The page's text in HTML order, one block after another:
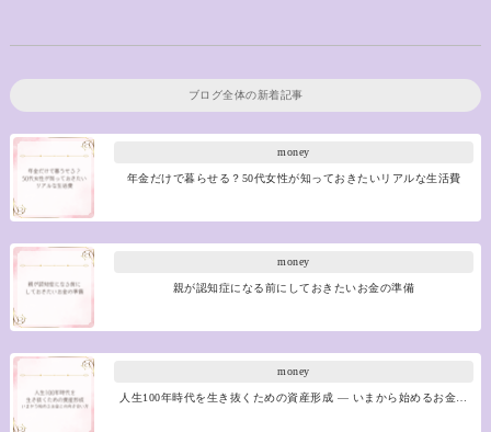
ブログ全体の新着記事
money
年金だけで暮らせる？50代女性が知っておきたいリアルな生活費
money
親が認知症になる前にしておきたいお金の準備
money
人生100年時代を生き抜くための資産形成 ― いまから始めるお金…